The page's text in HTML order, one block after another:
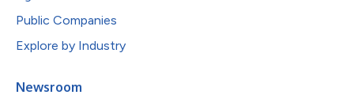
Public Companies
Explore by Industry
Newsroom